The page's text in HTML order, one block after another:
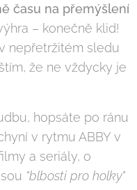
času na přemýšlení
– konečně klid!
nepřetržitém sledu
že ne vždycky je
hopsáte po ránu
v rytmu ABBY v
a seriály, o
"blbosti pro holky"